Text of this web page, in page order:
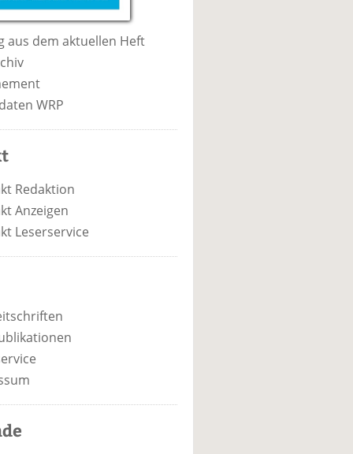
aus dem aktuellen Heft
WRP
Redaktion
Anzeigen
Leserservice